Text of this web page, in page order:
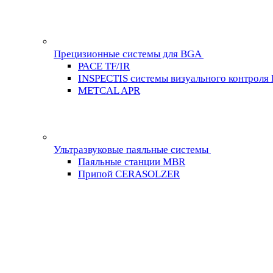
Прецизионные системы для BGA
PACE TF/IR
INSPECTIS системы визуального контроля
METCAL APR
Ультразвуковые паяльные системы
Паяльные станции MBR
Припой CERASOLZER